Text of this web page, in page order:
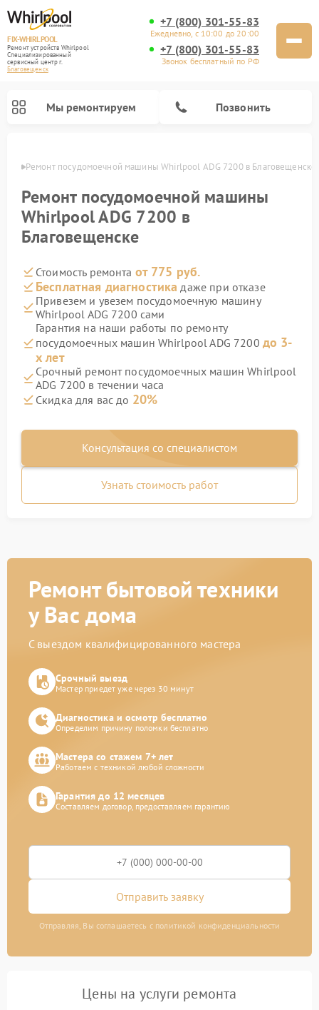
FIX-WHIRLPOOL
Ремонт устройств Whirlpool
Специализированный
cервисный центр г.
Благовещенск
+7 (800) 301-55-83
Ежедневно, с 10:00 до 20:00
+7 (800) 301-55-83
Звонок бесплатный по РФ
Мы ремонтируем Позвонить
Ремонт посудомоечной машины Whirlpool ADG 7200 в Благовещенске
Ремонт посудомоечной машины
Whirlpool ADG 7200 в
Благовещенске
Стоимость ремонта от 775 руб.
Бесплатная диагностика даже при отказе
Привезем и увезем посудомоечную машину
Whirlpool ADG 7200 сами
Гарантия на наши работы по ремонту
посудомоечных машин Whirlpool ADG 7200 до 3-
х лет
Срочный ремонт посудомоечных машин Whirlpool
ADG 7200 в течении часа
Скидка для вас до 20%
Консультация со специалистом
Узнать стоимость работ
Ремонт бытовой техники
у Вас дома
С выездом квалифицированного мастера
Срочный выезд
Мастер приедет уже через 30 минут
Диагностика и осмотр бесплатно
Определим причину поломки бесплатно
Мастера со стажем 7+ лет
Работаем с техникой любой сложности
Гарантия до 12 месяцев
Составляем договор, предоставляем гарантию
Отправить заявку
Отправляя, Вы соглашаетесь с политикой конфиденциальности
Цены на услуги ремонта